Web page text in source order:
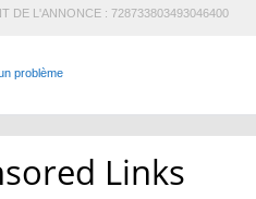
DE L'ANNONCE : 728733803493046400
problème
Links